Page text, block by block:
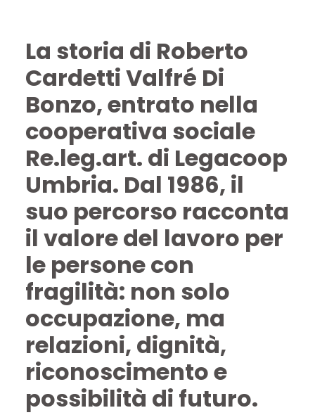
La storia di Roberto
Cardetti Valfré Di
Bonzo, entrato nella
cooperativa sociale
Re.leg.art. di Legacoop
Umbria. Dal 1986, il
suo percorso racconta
il valore del lavoro per
le persone con
fragilità: non solo
occupazione, ma
relazioni, dignità,
riconoscimento e
possibilità di futuro.